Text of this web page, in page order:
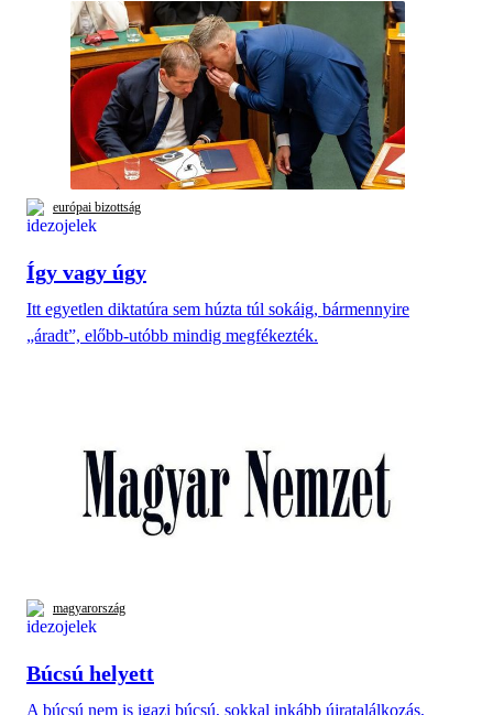
európai bizottság
Így vagy úgy
Itt egyetlen diktatúra sem húzta túl sokáig, bármennyire
„áradt”, előbb-utóbb mindig megfékezték.
magyarország
Búcsú helyett
A búcsú nem is igazi búcsú, sokkal inkább újratalálkozás,